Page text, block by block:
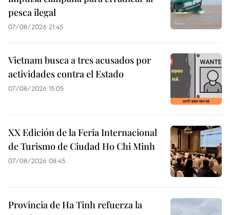
pesca ilegal
07/08/2026 21:45
Vietnam busca a tres acusados por
actividades contra el Estado
07/08/2026 15:05
XX Edición de la Feria Internacional
de Turismo de Ciudad Ho Chi Minh
07/08/2026 08:45
Provincia de Ha Tinh refuerza la